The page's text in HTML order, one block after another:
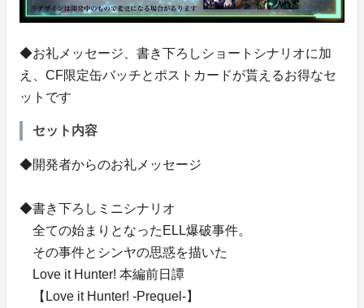
◆お礼メッセージ、書き下ろしショートシナリオに加
え、CF限定缶バッチとポストカードが貰えるお得なセ
ットです
セット内容
◆開発者からのお礼メッセージ
◆書き下ろしミニシナリオ
全ての始まりとなったELL爆破事件。
その事件とシンヤの思惑を描いた
Love it Hunter! 本編前日譚
【Love it Hunter! -Prequel-】